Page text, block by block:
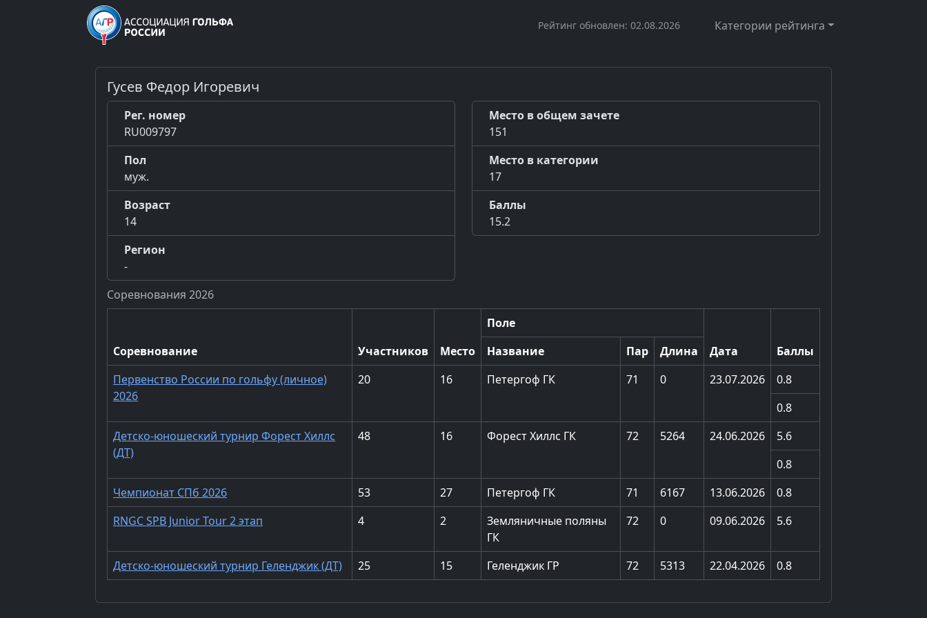
Рейтинг обновлен: 02.08.2026 Категории рейтинга
Гусев Федор Игоревич
Рег. номер
RU009797
Пол
муж.
Возраст
14
Регион
-
Место в общем зачете
151
Место в категории
17
Баллы
15.2
Соревнования 2026
Соревнование Участников Место
Поле
Дата
Баллы
Название Пар
Длина
Первенство России по гольфу (личное)
2026
20 16 Петергоф ГК 71 0 23.07.2026
0.8
0.8
Детско-юношеский турнир Форест Хиллс
(ДТ)
48 16 Форест Хиллс ГК 72 5264 24.06.2026
5.6
0.8
Чемпионат СПб 2026
53 27 Петергоф ГК 71 6167 13.06.2026
0.8
RNGC SPB Junior Tour 2 этап
4 2
Земляничные поляны
ГК
72 0 09.06.2026 5.6
Детско-юношеский турнир Геленджик (ДТ) 25 15 Геленджик ГР 72 5313 22.04.2026 0.8